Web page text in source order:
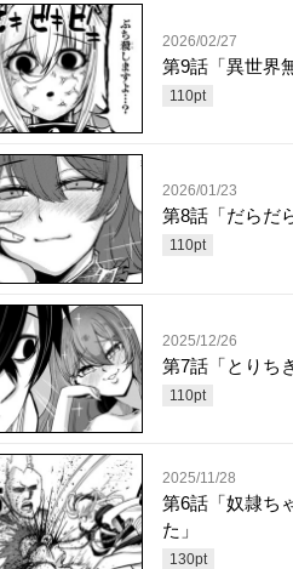
2026/02/27
第9話「異世界
110pt
2026/01/23
第8話「だらだ
110pt
2025/12/26
第7話「とりち
110pt
2025/11/28
第6話「奴隷ち
た」
130pt